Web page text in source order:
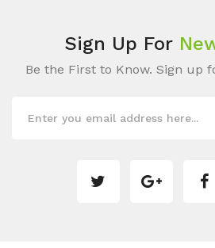
Sign Up For
Be the First to Know. Sign up